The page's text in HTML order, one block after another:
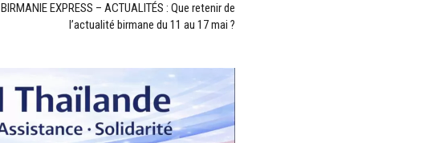
BIRMANIE EXPRESS – ACTUALITÉS : Que retenir de
l’actualité birmane du 11 au 17 mai ?